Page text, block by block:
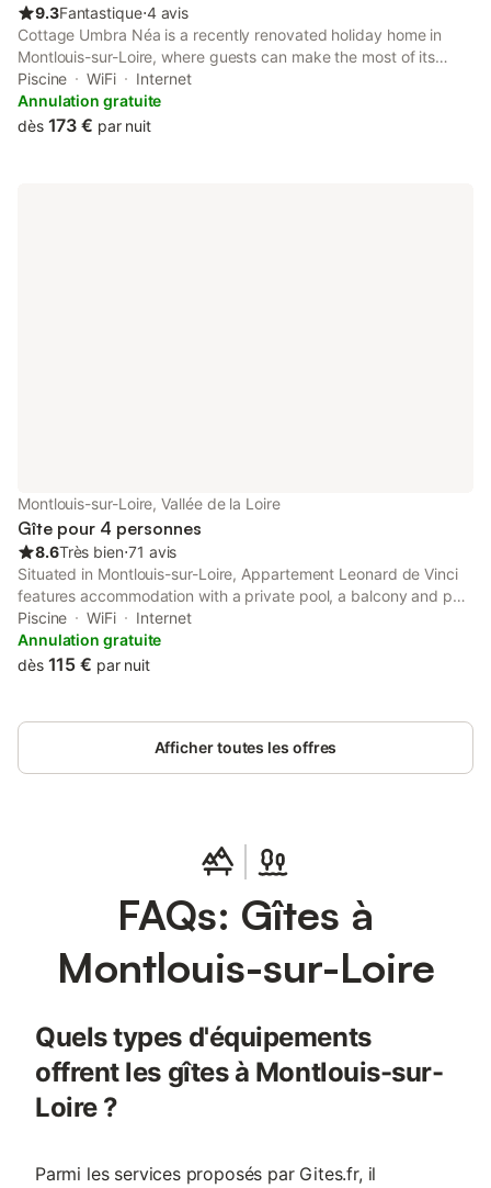
9.3Fantastique⋅4 avis
Cottage Umbra Néa is a recently renovated holiday home in
Montlouis-sur-Loire, where guests can make the most of its
garden and barbecue facilities. The air-conditioned
accommodation is 13 km from Parc des Expositions Tours.
Piscine WiFi
Internet
Annulation gratuite
dès 173 € par nuit
Montlouis-sur-Loire, Vallée de la Loire
Gîte pour 4 personnes
8.6Très bien⋅71 avis
Situated in Montlouis-sur-Loire, Appartement Leonard de Vinci
features accommodation with a private pool, a balcony and pool
views. This property offers access to a terrace, free private
parking and free WiFi.
Piscine WiFi
Internet
Annulation gratuite
dès 115 € par nuit
Afficher toutes les offres
FAQs: Gîtes à
Montlouis-sur-Loire
Quels types d'équipements
offrent les gîtes à Montlouis-sur-
Loire ?
Parmi les services proposés par Gites.fr, il